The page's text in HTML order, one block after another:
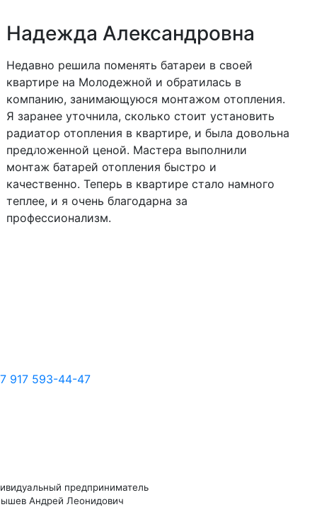
Надежда Александровна
Недавно решила поменять батареи в своей
квартире на Молодежной и обратилась в
компанию, занимающуюся монтажом отопления.
Я заранее уточнила, сколько стоит установить
радиатор отопления в квартире, и была довольна
предложенной ценой. Мастера выполнили
монтаж батарей отопления быстро и
качественно. Теперь в квартире стало намного
теплее, и я очень благодарна за
профессионализм.
Следующий
917 593-44-47
предприниматель
Андрей Леонидович